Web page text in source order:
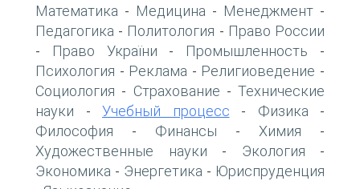
Математика - Медицина - Менеджмент -
Педагогика - Политология - Право России
- Право України - Промышленность -
Психология - Реклама - Религиоведение -
Социология - Страхование - Технические
науки - Учебный процесс - Физика -
Философия - Финансы - Химия -
Художественные науки - Экология -
Экономика - Энергетика - Юриспруденция